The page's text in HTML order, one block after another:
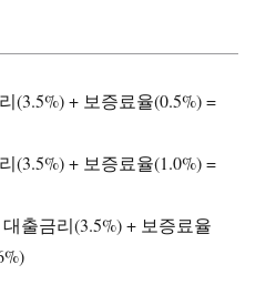
(3.5%) + 보증료율(0.5%) =
(3.5%) + 보증료율(1.0%) =
출금리(3.5%) + 보증료율